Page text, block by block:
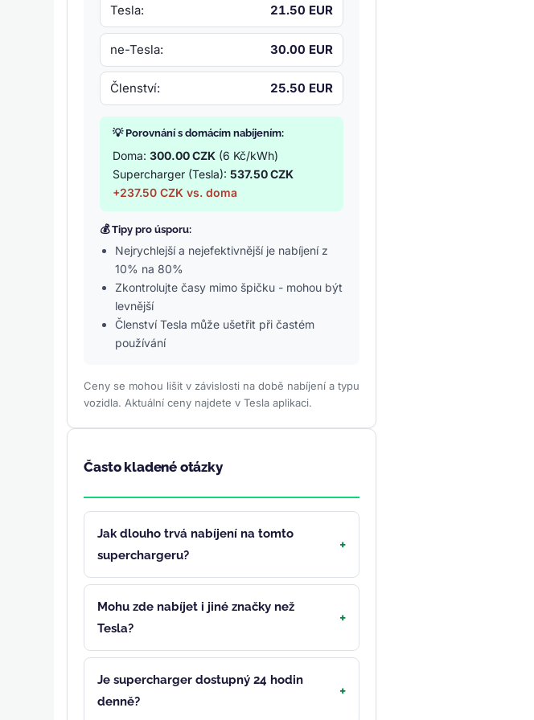
Tesla: 21.50 EUR
ne-Tesla: 30.00 EUR
Členství: 25.50 EUR
💡 Porovnání s domácím nabíjením:
Doma:300.00 CZK (6 Kč/kWh)
Supercharger (Tesla):537.50 CZK
+237.50 CZK vs. doma
💰 Tipy pro úsporu:
Nejrychlejší a nejefektivnější je nabíjení z
10% na 80%
Zkontrolujte časy mimo špičku - mohou být
levnější
Členství Tesla může ušetřit při častém
používání
Ceny se mohou lišit v závislosti na době nabíjení a typu
vozidla. Aktuální ceny najdete v Tesla aplikaci.
Často kladené otázky
Jak dlouho trvá nabíjení na tomto
superchargeru?
Mohu zde nabíjet i jiné značky než
Tesla?
Je supercharger dostupný 24 hodin
denně?